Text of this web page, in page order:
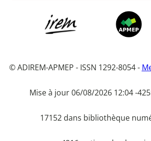
© ADIREM-APMEP - ISSN 1292-8054 -
Mise à jour 06/08/2026 12:04 -
17152 dans bibliothèque